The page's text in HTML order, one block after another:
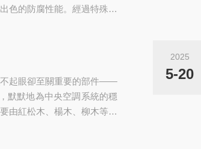
色的防腐性能。經過特殊防
是濕度較大的園林區域，防
不起眼卻至關重要的部件——
默默地為中央空調系統的穩
由紅松木、楊木、柳木等木
2025
5-20